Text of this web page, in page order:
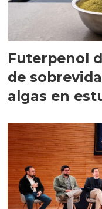
Futerpenol
de
algas en